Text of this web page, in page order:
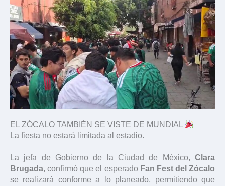
EL ZÓCALO TAMBIÉN SE VISTE DE MUNDIAL
La fiesta no estará limitada al estadio.
La jefa de Gobierno de la Ciudad de México, Clara
Brugada, confirmó que el esperado Fan Fest del Zócalo
se realizará conforme a lo planeado, permitiendo que